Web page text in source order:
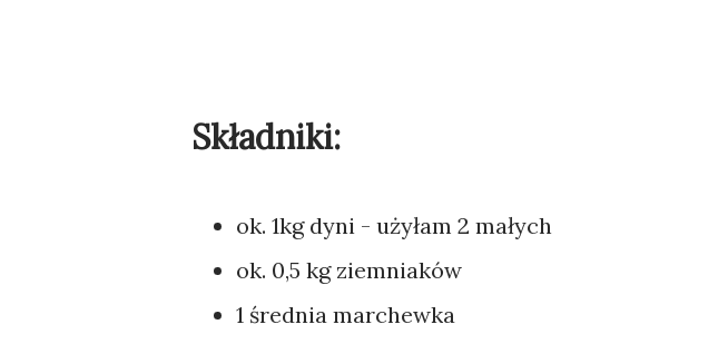
Składniki:
ok. 1kg dyni - użyłam 2 małych
ok. 0,5 kg ziemniaków
1 średnia marchewka